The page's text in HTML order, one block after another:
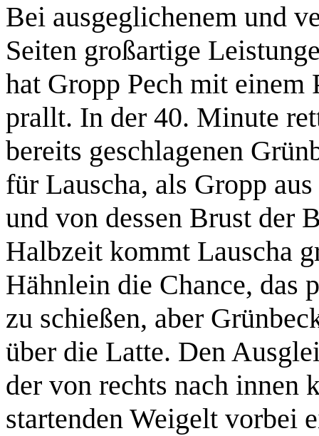
Bei ausgeglichenem und
Seiten großartige
hat Gropp Pech mit einem
prallt. In der 40. Minute
bereits geschlagenen
für Lauscha, als Gropp
und von dessen Brust der
Halbzeit kommt Lauscha
Hähnlein die Chance, das
zu schießen, aber
über die Latte. Den
der von rechts nach innen
startenden Weigelt vorbei